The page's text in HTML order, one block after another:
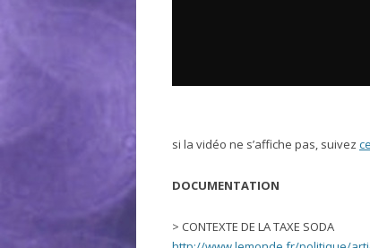
si la vidéo ne s’affiche pas, suivez
DOCUMENTATION
> CONTEXTE DE LA TAXE SODA